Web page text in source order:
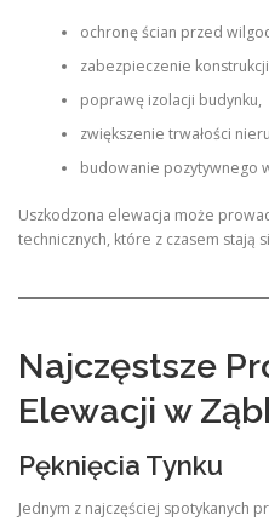
ochronę ścian przed
zabezpieczenie
poprawę izolacji budynku,
zwiększenie trwałości
budowanie pozytywnego
Uszkodzona elewacja może
technicznych, które z czasem stają
Najczęstsze
Elewacji w
Pęknięcia Tynku
Jednym z najczęściej spotykanych